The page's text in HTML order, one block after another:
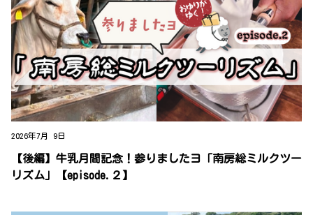
2026年7月 9日
【後編】牛乳月間記念！参りましたヨ「南房総ミルクツー
リズム」【episode.２】